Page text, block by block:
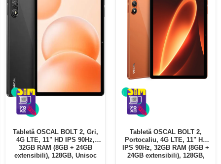
Tabletă OSCAL BOLT 2, Gri,
4G LTE, 11" HD IPS 90Hz,
32GB RAM (8GB + 24GB
extensibili), 128GB, Unisoc
Tabletă OSCAL BOLT 2,
Portocaliu, 4G LTE, 11" HD
IPS 90Hz, 32GB RAM (8GB +
24GB extensibili), 128GB,